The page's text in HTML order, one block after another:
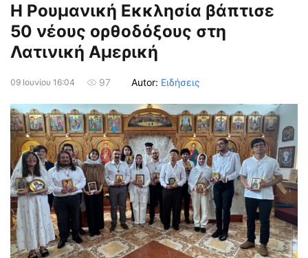
Η Ρουμανική Εκκλησία βάπτισε
50 νέους ορθοδόξους στη
Λατινική Αμερική
09 Ιουνίου 16:04 97 Autor: Ειδήσεις